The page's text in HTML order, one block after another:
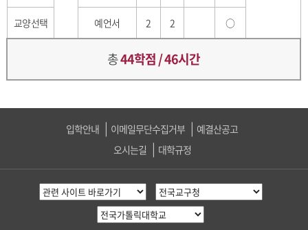
교양선택 예언서 2 2 ○
총44학점 / 46시간
입학안내 이메일무단수집거부
예결산공고
오시는길
대학규정